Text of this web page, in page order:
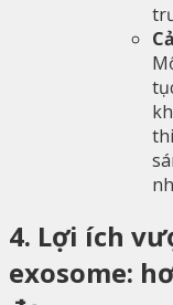
4. Lợi ích
exosome: